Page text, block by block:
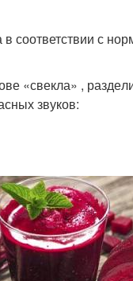
соот­вет­ствии с
«свек­ла» ,
зву­ков: